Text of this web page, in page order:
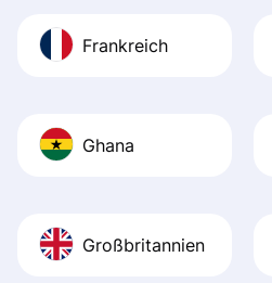
Frankreich
Ghana
Großbritannien